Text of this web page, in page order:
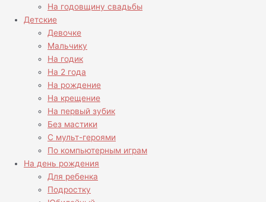
На годовщину свадьбы
Детские
Девочке
Мальчику
На годик
На 2 года
На рождение
На крещение
На первый зубик
Без мастики
С мульт-героями
По компьютерным играм
На день рождения
Для ребенка
Подростку